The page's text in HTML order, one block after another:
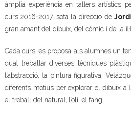
Grup Fotogràfic
- Muntatges presentats
Jazz Terrassa
àmplia experiència en tallers artístics
curs 2016-2017, sota la direcció de
gran amant del dibuix, del còmic i de la
Cada curs, es proposa als alumnes un
qual treballar diverses tècniques
l’abstracció, la pintura figurativa,
diferents motius per explorar el dibuix a
el treball del natural, l’oli, el fang…